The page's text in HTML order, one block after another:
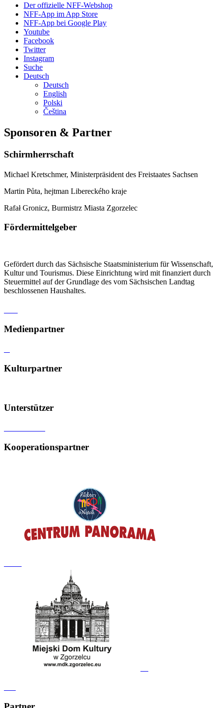
Der offizielle NFF-Webshop
NFF-App im App Store
NFF-App bei Google Play
Youtube
Facebook
Twitter
Instagram
Suche
Deutsch
Deutsch
English
Polski
Čeština
Sponsoren & Partner
Schirmherrschaft
Michael Kretschmer, Ministerpräsident des Freistaates Sachsen
Martin Půta, hejtman Libereckého kraje
Rafał Gronicz, Burmistrz Miasta Zgorzelec
Fördermittelgeber
Gefördert durch das Sächsische Staatsministerium für Wissenschaft,
Kultur und Tourismus. Diese Einrichtung wird mit finanziert durch
Steuermittel auf der Grundlage des vom Sächsischen Landtag
beschlossenen Haushaltes.
Medienpartner
Kulturpartner
Unterstützer
Kooperationspartner